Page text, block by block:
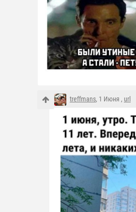
treffmans, 1 Июня , url